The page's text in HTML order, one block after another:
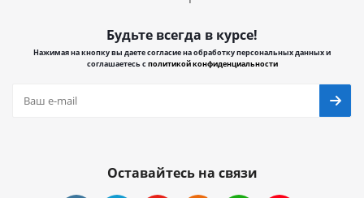
Будьте всегда в курсе!
Нажимая на кнопку вы даете согласие на обработку персональных данных и
соглашаетесь сполитикой конфиденциальности
Оставайтесь на связи